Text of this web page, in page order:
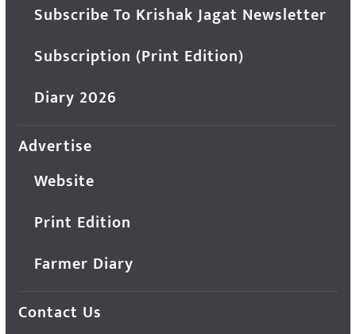
Subscribe To Krishak Jagat Newsletter
Subscription (Print Edition)
Diary 2026
Advertise
Website
Print Edition
Farmer Diary
Contact Us